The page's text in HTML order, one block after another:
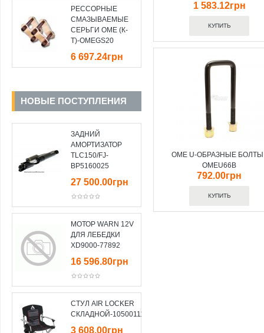
РЕССОРНЫЕ
СМАЗЫВАЕМЫЕ
СЕРЬГИ OME (К-
Т)-OMEGS20
6 697.24грн
НОВЫЕ ПОСТУПЛЕНИЯ
ЗАДНИЙ
АМОРТИЗАТОР
TLC150/FJ-
BP5160025
27 500.00грн
МОТОР WARN 12V
ДЛЯ ЛЕБЕДКИ
XD9000-77892
16 596.80грн
СТУЛ AIR LOCKER
СКЛАДНОЙ-10500111
3 608.00грн
1 583.12грн
OME U-ОБРАЗНЫЕ БОЛТЫ
OMEU66B
792.00грн